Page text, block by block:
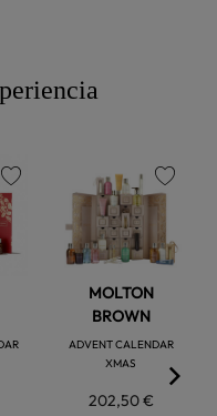
favorite
MOLTON
BROWN
ADVENT CALENDAR
XMAS
202,50 €
favorite